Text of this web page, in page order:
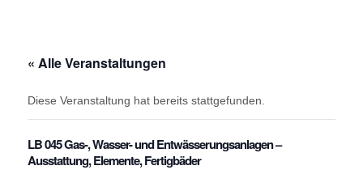
« Alle Veranstaltungen
Diese Veranstaltung hat bereits stattgefunden.
LB 045 Gas-, Wasser- und Entwässerungsanlagen –
Ausstattung, Elemente, Fertigbäder